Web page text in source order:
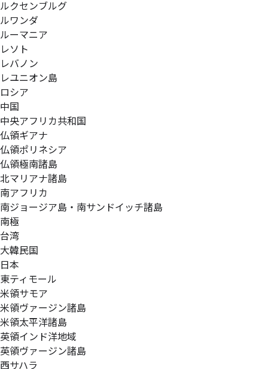
ルクセンブルグ
ルワンダ
ルーマニア
レソト
レバノン
レユニオン島
ロシア
中国
中央アフリカ共和国
仏領ギアナ
仏領ポリネシア
仏領極南諸島
北マリアナ諸島
南アフリカ
南ジョージア島・南サンドイッチ諸島
南極
台湾
大韓民国
日本
東ティモール
米領サモア
米領ヴァージン諸島
米領太平洋諸島
英領インド洋地域
英領ヴァージン諸島
西サハラ